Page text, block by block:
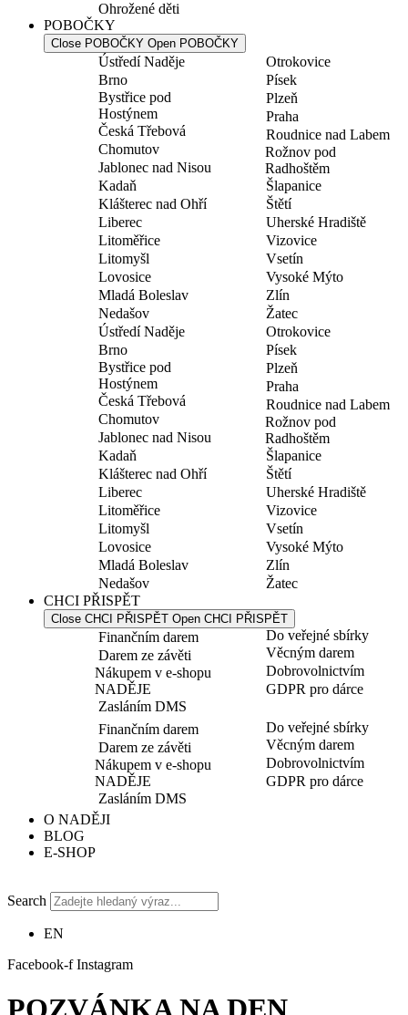
Ohrožené děti
POBOČKY
Close POBOČKY Open POBOČKY
Ústředí Naděje
Brno
Bystřice pod
Hostýnem
Česká Třebová
Chomutov
Jablonec nad Nisou
Kadaň
Klášterec nad Ohří
Liberec
Litoměřice
Litomyšl
Lovosice
Mladá Boleslav
Nedašov
Otrokovice
Písek
Plzeň
Praha
Roudnice nad Labem
Rožnov pod
Radhoštěm
Šlapanice
Štětí
Uherské Hradiště
Vizovice
Vsetín
Vysoké Mýto
Zlín
Žatec
Ústředí Naděje
Brno
Bystřice pod
Hostýnem
Česká Třebová
Chomutov
Jablonec nad Nisou
Kadaň
Klášterec nad Ohří
Liberec
Litoměřice
Litomyšl
Lovosice
Mladá Boleslav
Nedašov
Otrokovice
Písek
Plzeň
Praha
Roudnice nad Labem
Rožnov pod
Radhoštěm
Šlapanice
Štětí
Uherské Hradiště
Vizovice
Vsetín
Vysoké Mýto
Zlín
Žatec
CHCI PŘISPĚT
Close CHCI PŘISPĚT Open CHCI PŘISPĚT
Finančním darem
Darem ze závěti
Nákupem v e-shopu
NADĚJE
Zasláním DMS
Do veřejné sbírky
Věcným darem
Dobrovolnictvím
GDPR pro dárce
Finančním darem
Darem ze závěti
Nákupem v e-shopu
NADĚJE
Zasláním DMS
Do veřejné sbírky
Věcným darem
Dobrovolnictvím
GDPR pro dárce
O NADĚJI
BLOG
E-SHOP
Search
EN
Facebook-f Instagram